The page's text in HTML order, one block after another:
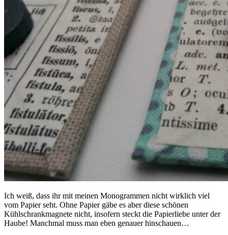
Ich weiß, dass ihr mit meinen Monogrammen nicht wirklich viel
vom Papier seht. Ohne Papier gäbe es aber diese schönen
Kühlschrankmagnete nicht, insofern steckt die Papierliebe unter der
Haube! Manchmal muss man eben genauer hinschauen…